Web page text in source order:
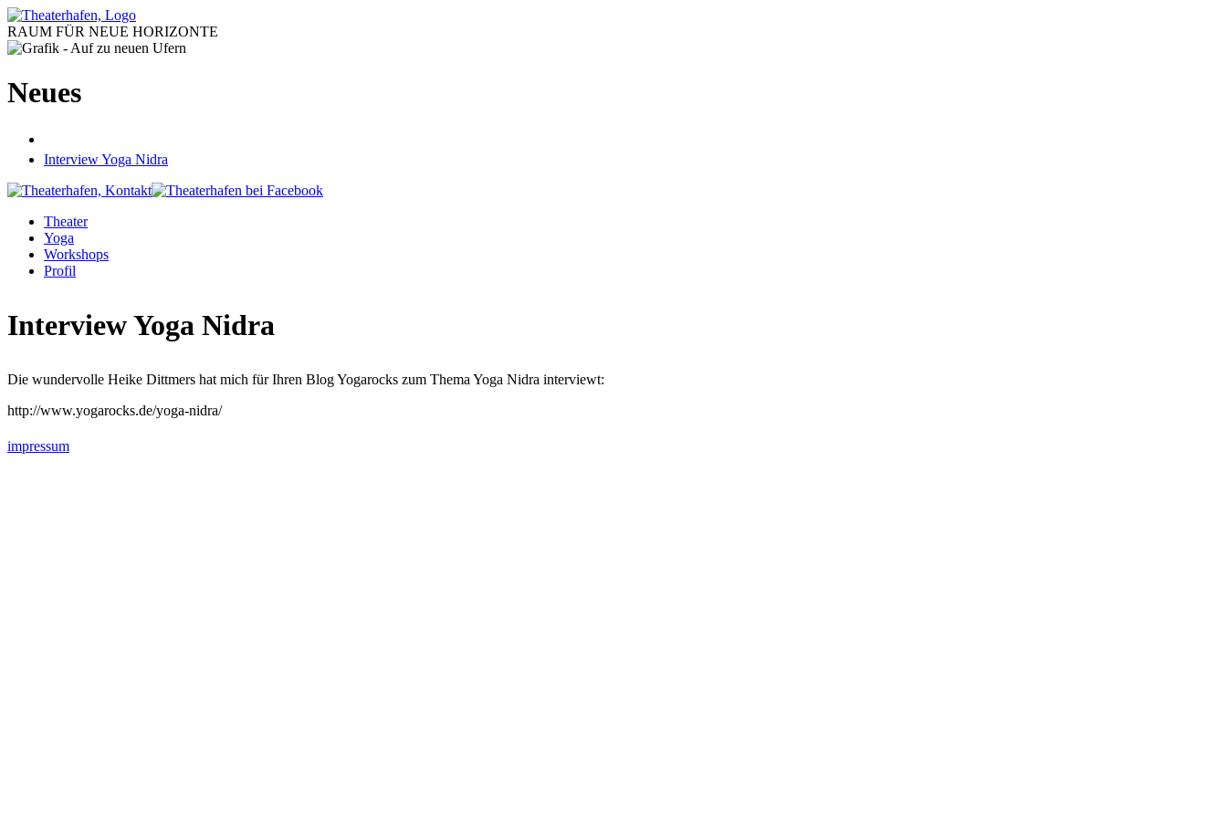
RAUM FÜR NEUE HORIZONTE
Neues
Interview Yoga Nidra
Theater
Yoga
Workshops
Profil
Interview Yoga Nidra
Die wundervolle Heike Dittmers hat mich für Ihren Blog Yogarocks zum Thema Yoga Nidra interviewt:
http://www.yogarocks.de/yoga-nidra/
impressum